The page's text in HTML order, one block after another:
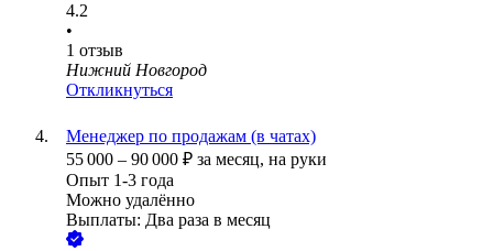
4.2
•
1 отзыв
Нижний Новгород
Откликнуться
Менеджер по продажам (в чатах)
55 000 – 90 000 ₽ за месяц, на руки
Опыт 1-3 года
Можно удалённо
Выплаты: Два раза в месяц